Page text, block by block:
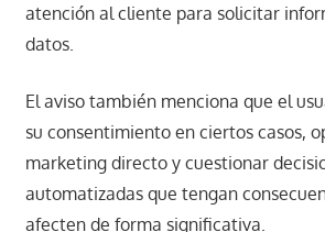
atención al cliente para solicitar
datos.
El aviso también menciona que el
su consentimiento en ciertos casos,
marketing directo y cuestionar
automatizadas que tengan
afecten de forma significativa.